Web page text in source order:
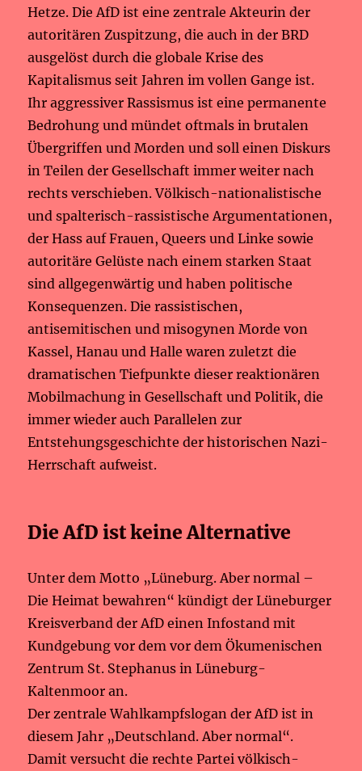
Hetze. Die AfD ist eine zentrale Akteurin der
autoritären Zuspitzung, die auch in der BRD
ausgelöst durch die globale Krise des
Kapitalismus seit Jahren im vollen Gange ist.
Ihr aggressiver Rassismus ist eine permanente
Bedrohung und mündet oftmals in brutalen
Übergriffen und Morden und soll einen Diskurs
in Teilen der Gesellschaft immer weiter nach
rechts verschieben. Völkisch-nationalistische
und spalterisch-rassistische Argumentationen,
der Hass auf Frauen, Queers und Linke sowie
autoritäre Gelüste nach einem starken Staat
sind allgegenwärtig und haben politische
Konsequenzen. Die rassistischen,
antisemitischen und misogynen Morde von
Kassel, Hanau und Halle waren zuletzt die
dramatischen Tiefpunkte dieser reaktionären
Mobilmachung in Gesellschaft und Politik, die
immer wieder auch Parallelen zur
Entstehungsgeschichte der historischen Nazi-
Herrschaft aufweist.
Die AfD ist keine Alternative
Unter dem Motto „Lüneburg. Aber normal –
Die Heimat bewahren“ kündigt der Lüneburger
Kreisverband der AfD einen Infostand mit
Kundgebung vor dem vor dem Ökumenischen
Zentrum St. Stephanus in Lüneburg-
Kaltenmoor an.
Der zentrale Wahlkampfslogan der AfD ist in
diesem Jahr „Deutschland. Aber normal“.
Damit versucht die rechte Partei völkisch-